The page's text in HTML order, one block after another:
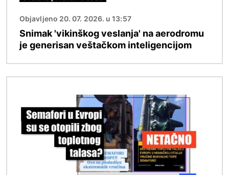
Objavljeno 20. 07. 2026. u 13:57
Snimak 'vikinškog veslanja' na aerodromu
je generisan veštačkom inteligencijom